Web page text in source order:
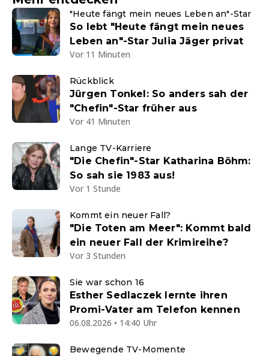
"Heute fängt mein neues Leben an"-Star
So lebt "Heute fängt mein neues
Leben an"-Star Julia Jäger privat
Vor 11 Minuten
Rückblick
Jürgen Tonkel: So anders sah der
"Chefin"-Star früher aus
Vor 41 Minuten
Lange TV-Karriere
"Die Chefin"-Star Katharina Böhm:
So sah sie 1983 aus!
Vor 1 Stunde
Kommt ein neuer Fall?
"Die Toten am Meer": Kommt bald
ein neuer Fall der Krimireihe?
Vor 3 Stunden
Sie war schon 16
Esther Sedlaczek lernte ihren
Promi-Vater am Telefon kennen
06.08.2026 • 14:40 Uhr
Bewegende TV-Momente